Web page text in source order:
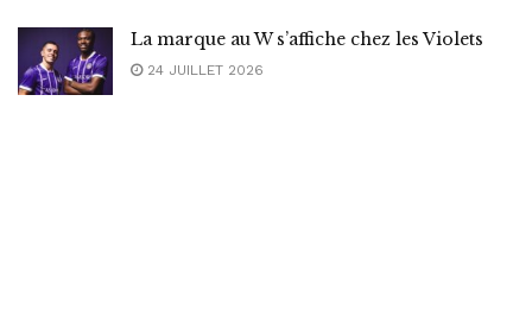
La marque au W s’affiche chez les Violets
24 JUILLET 2026